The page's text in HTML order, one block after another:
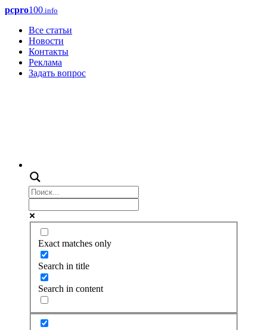
pcpro100.info
Все статьи
Новости
Контакты
Реклама
Задать вопрос
Exact matches only
Search in title
Search in content